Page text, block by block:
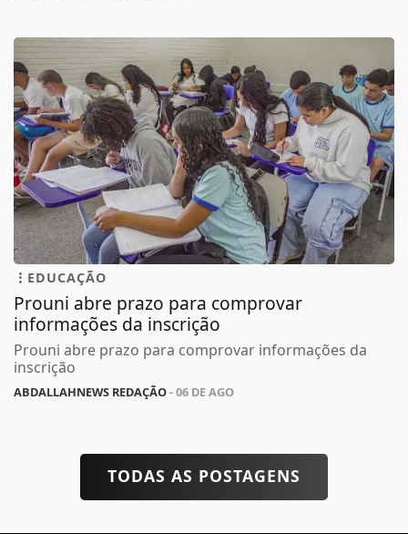
EDUCAÇÃO
Prouni abre prazo para comprovar
informações da inscrição
Prouni abre prazo para comprovar informações da
inscrição
ABDALLAHNEWS REDAÇÃO- 06 DE AGO
TODAS AS POSTAGENS